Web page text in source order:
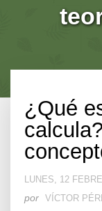
¿Qué
LUNES, 12
por VÍCTOR